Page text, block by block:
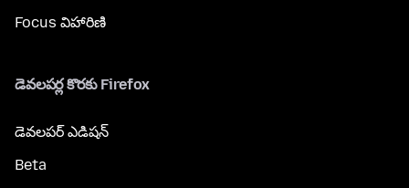
Focus విహారిణి
డెవలపర్ల కొరకు Firefox
డెవలపర్ ఎడిషన్
Beta